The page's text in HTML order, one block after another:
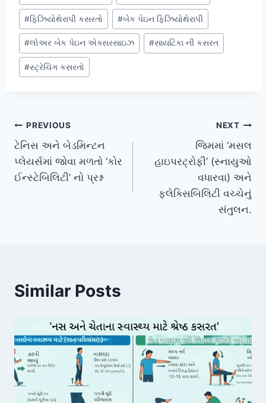
#ફિઝિયોથેરાપી કસરતો #બેક પેઇન ફિઝિયોથેરાપી
#લોઅર બેક પેઇન એક્સરસાઇઝ #સાયટિકા ની કસરત
#સ્ટ્રેચિંગ કસરતો
Post
navigation
PREVIOUS
ટેનિસ અને બેડમિન્ટન
પ્લેયર્સમાં જોવા મળતો ‘કોર
ઈન્સ્ટેબિલિટી’ નો પ્રશ્ન
NEXT
જિમમાં ‘મસલ
હાઇપરટ્રોફી’ (સ્નાયુઓ
વધારવા) અને
ફ્લેક્સિબિલિટી વચ્ચેનું
સંતુલન.
Similar Posts